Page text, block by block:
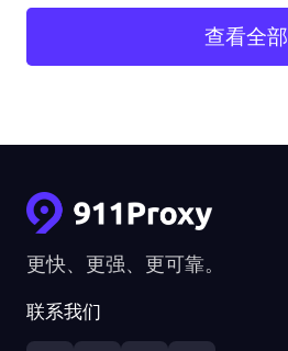
查看全部
更快、更强、更可靠。
联系我们